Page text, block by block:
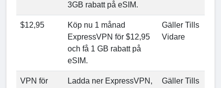
3GB rabatt på eSIM.
$12,95
Köp nu 1 månad
ExpressVPN för $12,95
och få 1 GB rabatt på
eSIM.
Gäller Tills
Vidare
VPN för
Ladda ner ExpressVPN,
Gäller Tills